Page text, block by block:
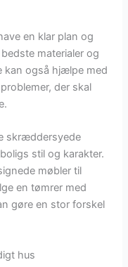
en klar plan og
materialer og
kan også hjælpe med
der skal
skræddersyede
stil og karakter.
møbler til
en tømrer med
gøre en stor forskel
hus